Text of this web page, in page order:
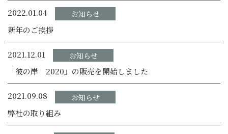
2022.01.04 お知らせ
新年のご挨拶
2021.12.01 お知らせ
「彼の岸 2020」の販売を開始しました
2021.09.08 お知らせ
弊社の取り組み